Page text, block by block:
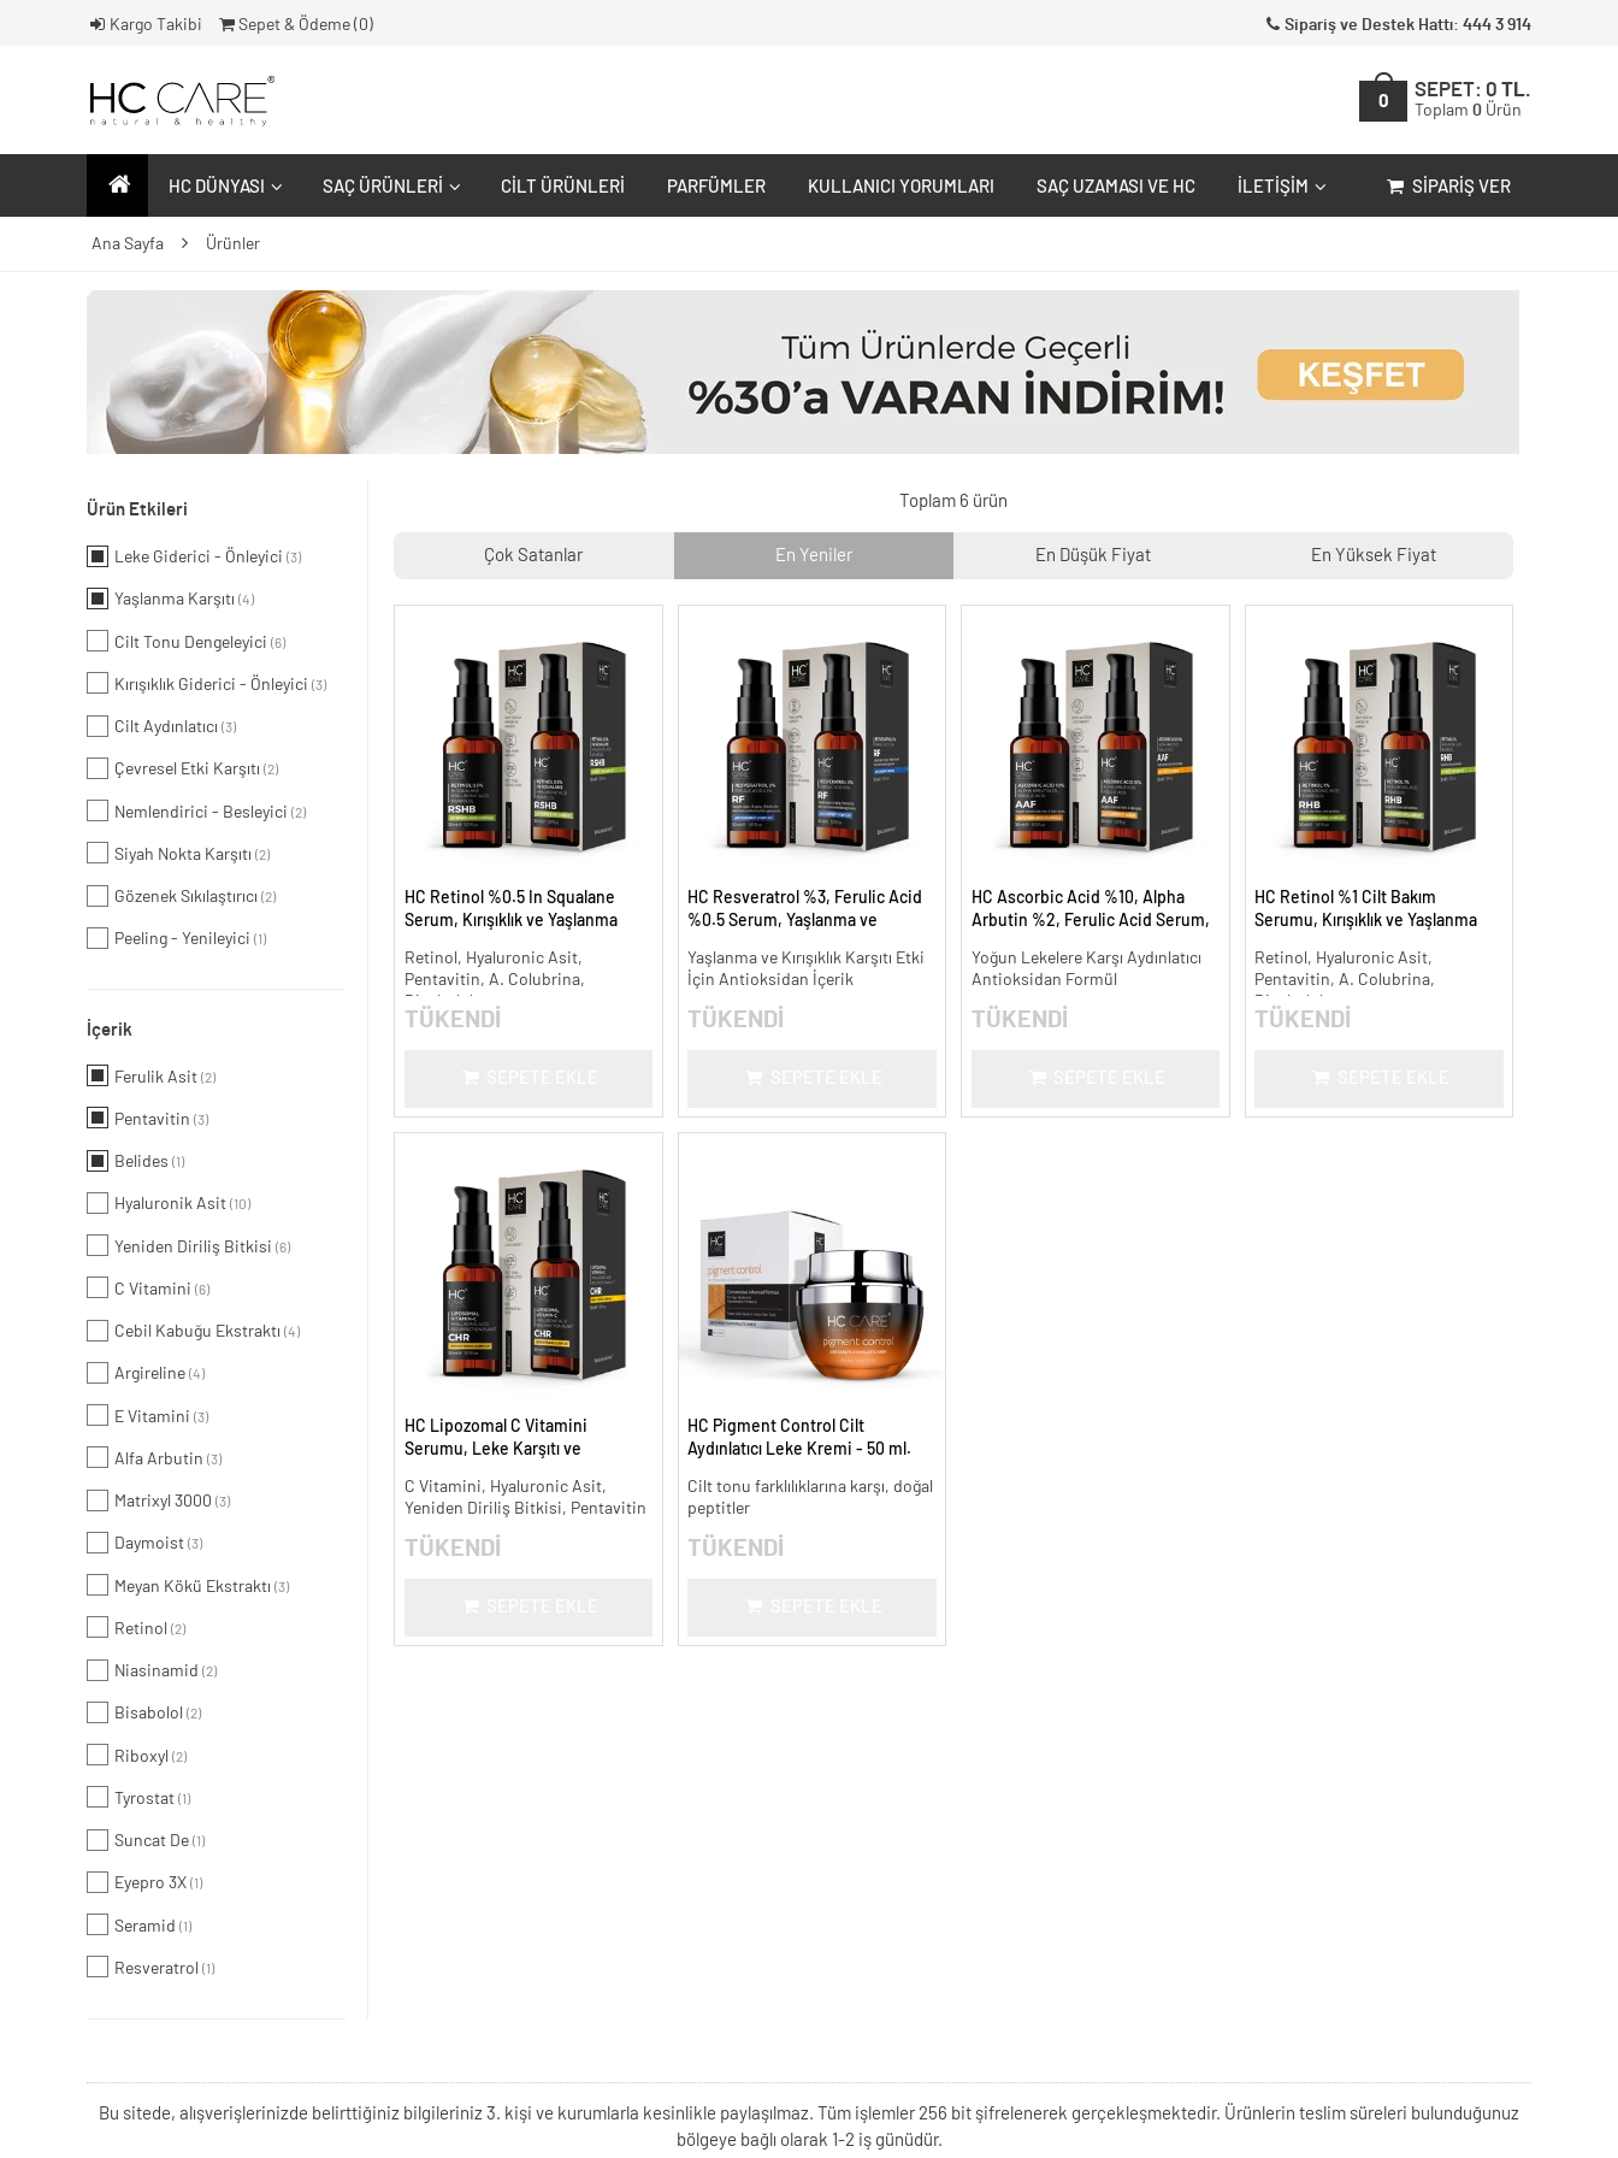
Kargo Takibi Sepet & Ödeme ( 0) Sipariş ve Destek Hattı: 444 3 914
0
SEPET: 0 TL.
Toplam 0 Ürün
HC DÜNYASI SAÇ ÜRÜNLERI CILT ÜRÜNLERI PARFÜMLER KULLANICI YORUMLARI SAÇ UZAMASI VE HC İLETIŞIM SIPARIŞ VER
Ana Sayfa Ürünler
Ürün Etkileri
Leke Giderici - Önleyici (3)
Yaşlanma Karşıtı (4)
Cilt Tonu Dengeleyici (6)
Kırışıklık Giderici - Önleyici (3)
Cilt Aydınlatıcı (3)
Çevresel Etki Karşıtı (2)
Nemlendirici - Besleyici (2)
Siyah Nokta Karşıtı (2)
Gözenek Sıkılaştırıcı (2)
Peeling - Yenileyici (1)
İçerik
Ferulik Asit (2)
Pentavitin (3)
Belides (1)
Hyaluronik Asit (10)
Yeniden Diriliş Bitkisi (6)
C Vitamini (6)
Cebil Kabuğu Ekstraktı (4)
Argireline (4)
E Vitamini (3)
Alfa Arbutin (3)
Matrixyl 3000 (3)
Daymoist (3)
Meyan Kökü Ekstraktı (3)
Retinol (2)
Niasinamid (2)
Bisabolol (2)
Riboxyl (2)
Tyrostat (1)
Suncat De (1)
Eyepro 3X (1)
Seramid (1)
Resveratrol (1)
Toplam 6 ürün
Çok Satanlar En Yeniler En Düşük Fiyat En Yüksek Fiyat
HC Retinol %0.5 In Squalane
Serum, Kırışıklık ve Yaşlanma
Retinol, Hyaluronic Asit,
Pentavitin, A. Colubrina,
Bisabolol
TÜKENDİ
HC Resveratrol %3, Ferulic Acid
%0.5 Serum, Yaşlanma ve
Yaşlanma ve Kırışıklık Karşıtı Etki
İçin Antioksidan İçerik
TÜKENDİ
HC Ascorbic Acid %10, Alpha
Arbutin %2, Ferulic Acid Serum,
ml.
Yoğun Lekelere Karşı Aydınlatıcı
Antioksidan Formül
TÜKENDİ
HC Retinol %1 Cilt Bakım
Serumu, Kırışıklık ve Yaşlanma
Retinol, Hyaluronic Asit,
Pentavitin, A. Colubrina,
Bisabolol
TÜKENDİ
HC Lipozomal C Vitamini
Serumu, Leke Karşıtı ve
C Vitamini, Hyaluronic Asit,
Yeniden Diriliş Bitkisi, Pentavitin
TÜKENDİ
HC Pigment Control Cilt
Aydınlatıcı Leke Kremi - 50 ml.
Cilt tonu farklılıklarına karşı, doğal
peptitler
TÜKENDİ
Bu sitede, alışverişlerinizde belirttiğiniz bilgileriniz 3. kişi ve kurumlarla kesinlikle paylaşılmaz. Tüm işlemler 256 bit şifrelenerek gerçekleşmektedir. Ürünlerin teslim süreleri bulunduğunuz
bölgeye bağlı olarak 1-2 iş günüdür.